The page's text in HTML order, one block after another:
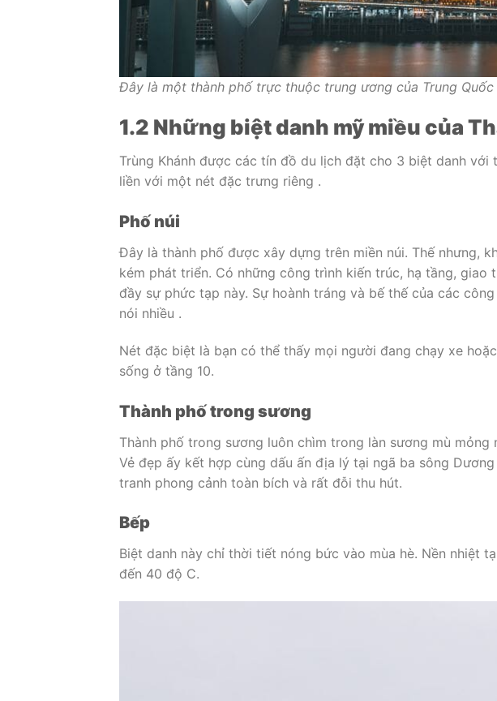
Đây là một thành phố trực thuộc trung ương của Trung Quốc
1.2 Những biệt danh mỹ miều của
Trùng Khánh được các tín đồ du lịch đặt cho 3 biệt danh
liền với một nét đặc trưng riêng .
Phố núi
Đây là thành phố được xây dựng trên miền núi. Thế nhưng,
kém phát triển. Có những công trình kiến trúc, hạ tầng,
đầy sự phức tạp này. Sự hoành tráng và bế thế của các
nói nhiều .
Nét đặc biệt là bạn có thể thấy mọi người đang chạy xe
sống ở tầng 10.
Thành phố trong sương
Thành phố trong sương luôn chìm trong làn sương mù mỏng
Vẻ đẹp ấy kết hợp cùng dấu ấn địa lý tại ngã ba sông
tranh phong cảnh toàn bích và rất đỗi thu hút.
Bếp
Biệt danh này chỉ thời tiết nóng bức vào mùa hè. Nền nhiệt
đến 40 độ C.